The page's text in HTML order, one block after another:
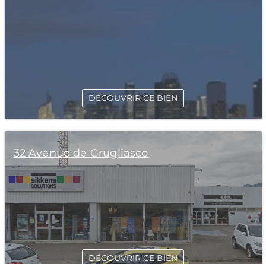
DÉCOUVRIR CE BIEN
32 Avenue de Grugliasco
DÉCOUVRIR CE BIEN